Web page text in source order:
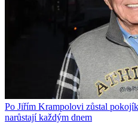
Po Jiřím Krampolovi zůstal
narůstají každým dnem